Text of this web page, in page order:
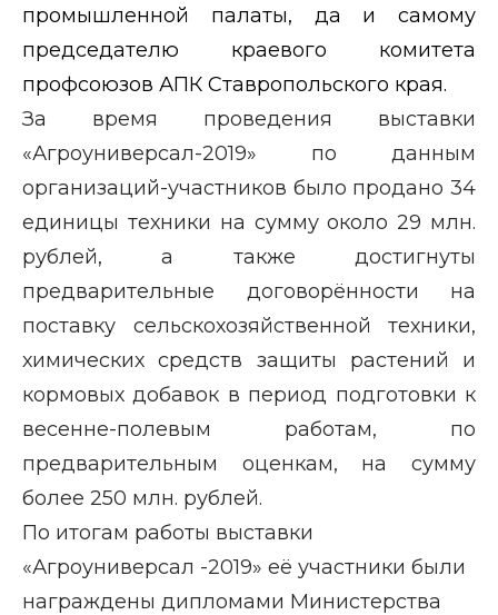
промышленной палаты, да и самому
председателю краевого комитета
профсоюзов АПК Ставропольского края.
За время проведения выставки
«Агроуниверсал-2019» по данным
организаций-участников было продано 34
единицы техники на сумму около 29 млн.
рублей, а также достигнуты
предварительные договорённости на
поставку сельскохозяйственной техники,
химических средств защиты растений и
кормовых добавок в период подготовки к
весенне-полевым работам, по
предварительным оценкам, на сумму
более 250 млн. рублей.
По итогам работы выставки
«Агроуниверсал -2019» её участники были
награждены дипломами Министерства